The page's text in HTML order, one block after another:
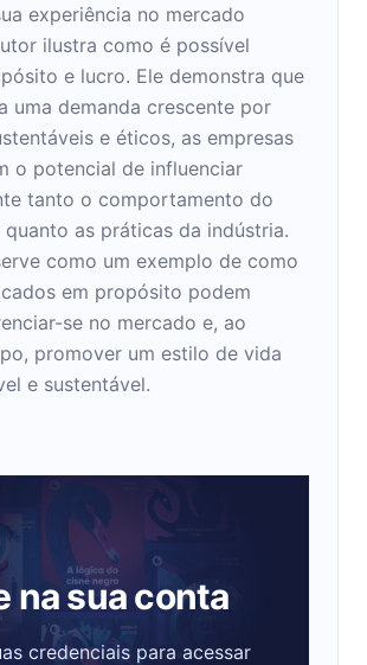
experiência no mercado
ilustra como é possível
e lucro. Ele demonstra que
uma demanda crescente por
e éticos, as empresas
o potencial de influenciar
tanto o comportamento do
as práticas da indústria.
como um exemplo de como
em propósito podem
se no mercado e, ao
promover um estilo de vida
e sustentável.
na sua conta
credenciais para acessar